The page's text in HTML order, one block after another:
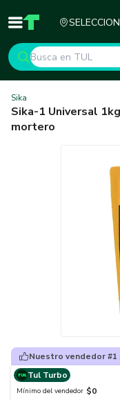
Inicio TUL - Tu
Sika
Sika-1 Universal
mortero
Nuestro vendedor
Tul Turbo
Mínimo del vendedor $0